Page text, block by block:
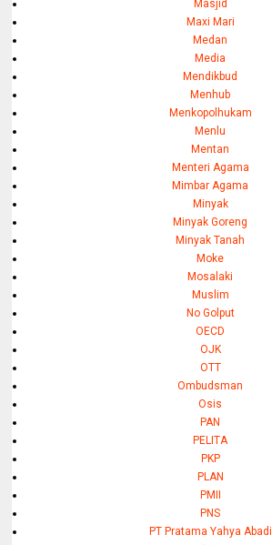
Masjid
Maxi Mari
Medan
Media
Mendikbud
Menhub
Menkopolhukam
Menlu
Mentan
Menteri Agama
Mimbar Agama
Minyak
Minyak Goreng
Minyak Tanah
Moke
Mosalaki
Muslim
No Golput
OECD
OJK
OTT
Ombudsman
Osis
PAN
PELITA
PKP
PLAN
PMII
PNS
PT Pratama Yahya Abadi